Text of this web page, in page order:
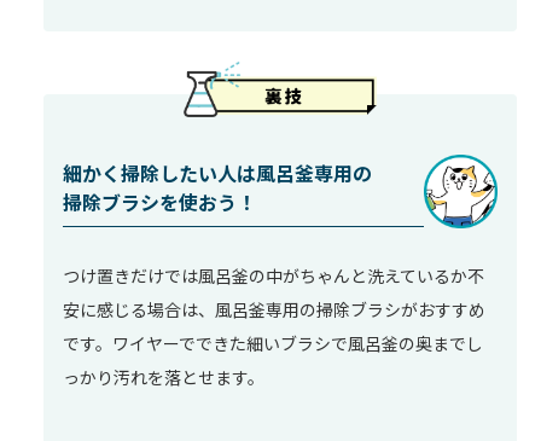
細かく掃除したい人は風呂釜専用の
掃除ブラシを使おう！
つけ置きだけでは風呂釜の中がちゃんと洗えているか不
安に感じる場合は、風呂釜専用の掃除ブラシがおすすめ
です。ワイヤーでできた細いブラシで風呂釜の奥までし
っかり汚れを落とせます。